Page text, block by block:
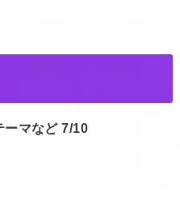
ーマなど 7/10